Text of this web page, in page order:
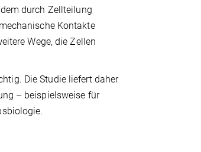
durch Zellteilung
Kontakte
Wege, die Zellen
Die Studie liefert daher
– beispielsweise für